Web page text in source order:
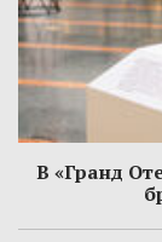
В «Гранд